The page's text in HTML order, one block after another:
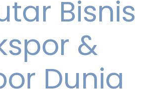
Bisnis
&
Dunia